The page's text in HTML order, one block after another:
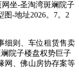
坐-圣淘湾斑斓院子
图-地址2026。7。2
则、车位租赁售卖
院子楼盘权势巨子
网、佛山房协存案等